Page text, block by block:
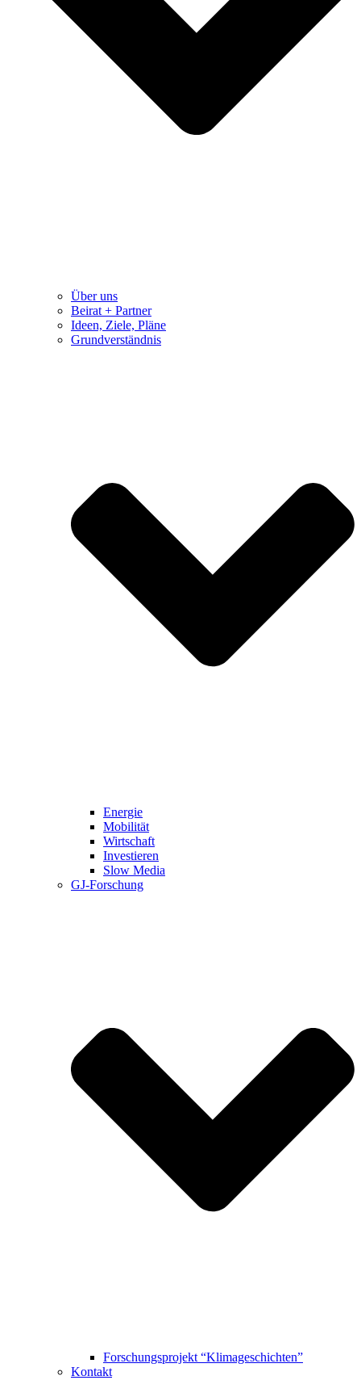
Über uns
Beirat + Partner
Ideen, Ziele, Pläne
Grundverständnis
Energie
Mobilität
Wirtschaft
Investieren
Slow Media
GJ-Forschung
Forschungsprojekt “Klimageschichten”
Kontakt